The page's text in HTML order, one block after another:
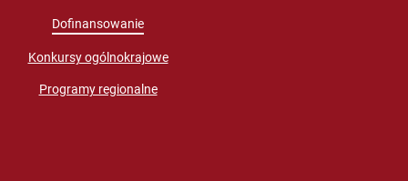
Dofinansowanie
Konkursy ogólnokrajowe
Programy regionalne